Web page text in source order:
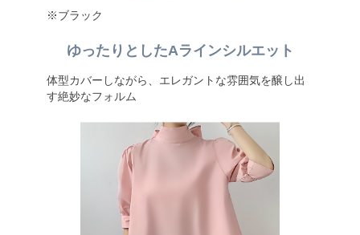
※ブラック
ゆったりとしたAラインシルエット
体型カバーしながら、エレガントな雰囲気を醸し出
す絶妙なフォルム